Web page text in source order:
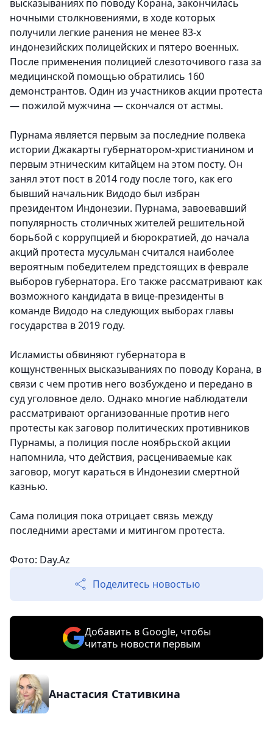
высказываниях по поводу Корана, закончилась
ночными столкновениями, в ходе которых
получили легкие ранения не менее 83-х
индонезийских полицейских и пятеро военных.
После применения полицией слезоточивого газа за
медицинской помощью обратились 160
демонстрантов. Один из участников акции протеста
— пожилой мужчина — скончался от астмы.
Пурнама является первым за последние полвека
истории Джакарты губернатором-христианином и
первым этническим китайцем на этом посту. Он
занял этот пост в 2014 году после того, как его
бывший начальник Видодо был избран
президентом Индонезии. Пурнама, завоевавший
популярность столичных жителей решительной
борьбой с коррупцией и бюрократией, до начала
акций протеста мусульман считался наиболее
вероятным победителем предстоящих в феврале
выборов губернатора. Его также рассматривают как
возможного кандидата в вице-президенты в
команде Видодо на следующих выборах главы
государства в 2019 году.
Исламисты обвиняют губернатора в
кощунственных высказываниях по поводу Корана, в
связи с чем против него возбуждено и передано в
суд уголовное дело. Однако многие наблюдатели
рассматривают организованные против него
протесты как заговор политических противников
Пурнамы, а полиция после ноябрьской акции
напомнила, что действия, расцениваемые как
заговор, могут караться в Индонезии смертной
казнью.
Сама полиция пока отрицает связь между
последними арестами и митингом протеста.
Фото: Day.Az
Поделитесь новостью
Добавить в Google, чтобы
читать новости первым
Анастасия Стативкина